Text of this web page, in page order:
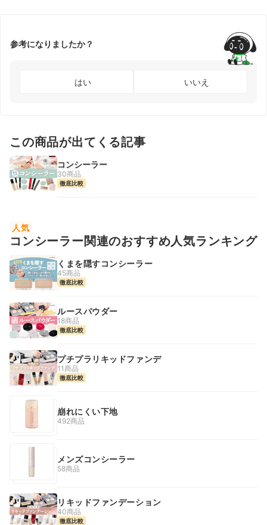
参考になりましたか？
はい いいえ
この商品が出てくる記事
コンシーラー
30商品
徹底比較
人気
コンシーラー関連のおすすめ人気ランキング
くまを隠すコンシーラー
45商品
徹底比較
ルースパウダー
18商品
徹底比較
プチプラリキッドファンデ
11商品
徹底比較
崩れにくい下地
492商品
メンズコンシーラー
58商品
リキッドファンデーション
40商品
徹底比較